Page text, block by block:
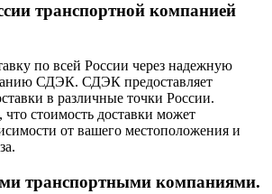
транспортной компанией
по всей России через надежную
СДЭК. СДЭК предоставляет
в различные точки России.
стоимость доставки может
от вашего местоположения и
транспортными компаниями.